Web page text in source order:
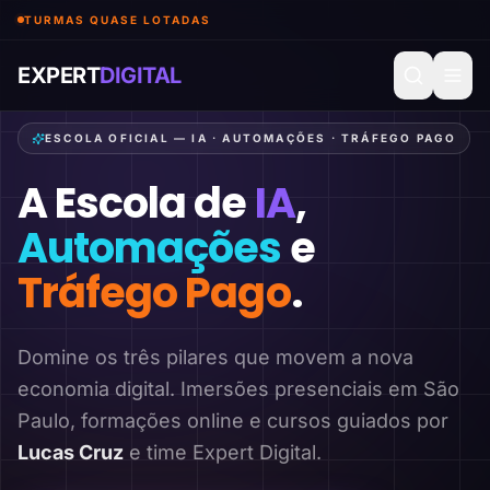
TURMAS QUASE LOTADAS
EXPERTDIGITAL
ESCOLA OFICIAL — IA · AUTOMAÇÕES · TRÁFEGO PAGO
A Escola deIA,
Automaçõese
Tráfego Pago.
Domine os três pilares que movem a nova
economia digital. Imersões presenciais em São
Paulo, formações online e cursos guiados por
Lucas Cruz e time Expert Digital.